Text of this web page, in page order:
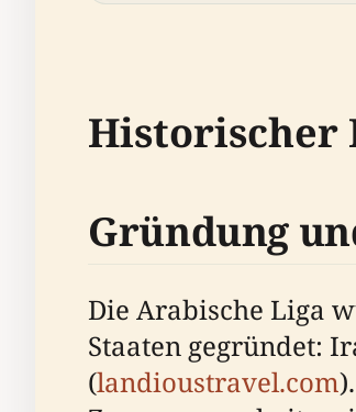
Gründung
Die Arabische Liga
Staaten gegründet:
(landioustravel.com